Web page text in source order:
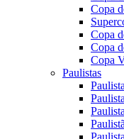
Copa
Copa
Copa
Copa
Paulistas